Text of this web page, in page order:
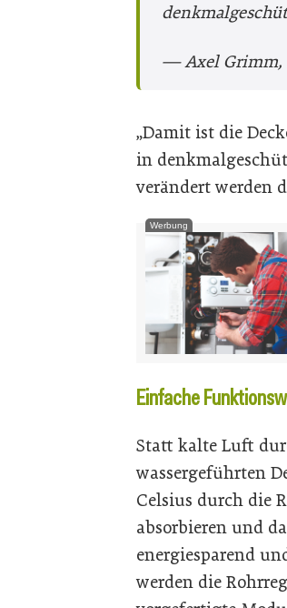
— Axel Grimm,
„Damit ist die
in
verändert werden
Werbung
Einfache
Statt kalte Luft
wassergeführten
Celsius durch die
absorbieren und
energiesparend
werden die